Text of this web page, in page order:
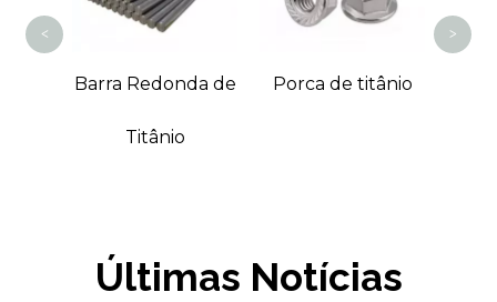
Barra Redonda de Porca de titânio
titânio
< >
Últimas Notícias